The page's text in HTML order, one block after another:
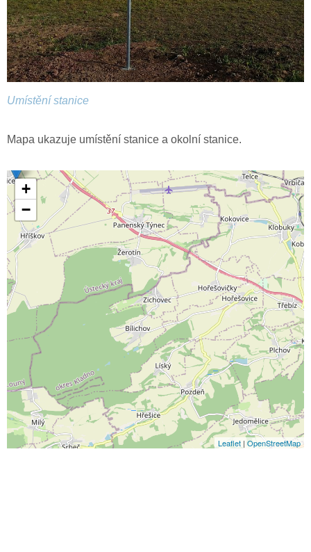
Umístění stanice
Mapa ukazuje umístění stanice a okolní stanice.
+
−
Leaflet | OpenStreetMap